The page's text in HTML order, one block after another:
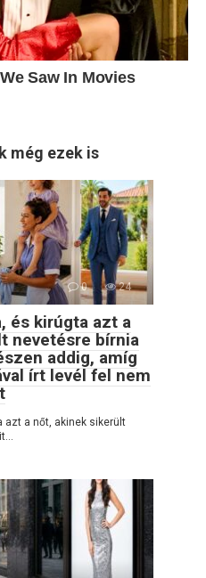
még ezek is
0 24
és kirúgta azt a
nevetésre bírnia
addig, amíg
írt levél fel nem
azt a nőt, akinek sikerült